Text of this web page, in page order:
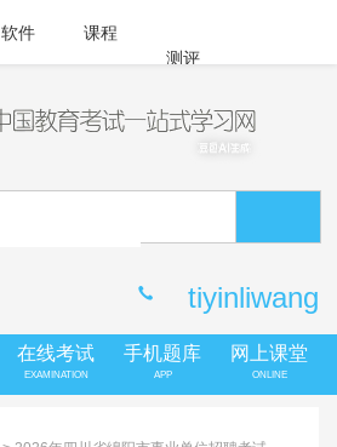
软件
课程
测评
tiyinliwang
在线考试
EXAMINATION
手机题库
APP
网上课堂
ONLINE